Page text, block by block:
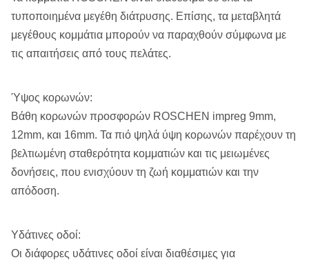
Άλλοι:
NTW, NXD3, ΤΣΕΚΟΎΡΙ, NX, NXC,
AXT, T6H, 4 9/16, NWD4, 412F,
SK6L146, TT46, TB56, TS116,
CHD101.
τυποποιημένα μεγέθη διάτρυσης. Επίσης, τα μεταβλητά
μεγέθους κομμάτια μπορούν να παραχθούν σύμφωνα με
τις απαιτήσεις από τους πελάτες.
Ύψος κορωνών:
Βάθη κορωνών προσφορών ROSCHEN impreg 9mm,
12mm, και 16mm. Τα πιό ψηλά ύψη κορωνών παρέχουν τη
βελτιωμένη σταθερότητα κομματιών και τις μειωμένες
δονήσεις, που ενισχύουν τη ζωή κομματιών και την
απόδοση.
Υδάτινες οδοί:
Οι διάφορες υδάτινες οδοί είναι διαθέσιμες για